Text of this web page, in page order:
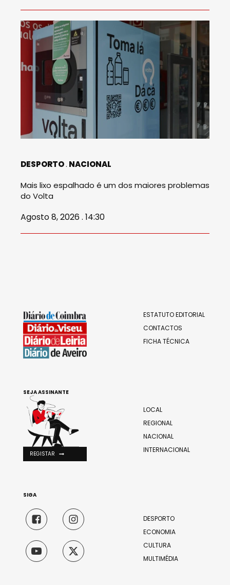
DESPORTO NACIONAL
Mais lixo espalhado é um dos maiores problemas
do Volta
Agosto 8, 2026 . 14:30
ESTATUTO EDITORIAL
CONTACTOS
FICHA TÉCNICA
LOCAL
REGIONAL
NACIONAL
INTERNACIONAL
DESPORTO
ECONOMIA
CULTURA
MULTIMÉDIA
SEJA ASSINANTE
REGISTAR
SIGA